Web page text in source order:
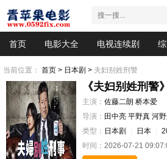
首页 电影大全 电视连续剧
当前位置： 首页 > 日本剧 > 夫妇别姓刑警
《夫妇别姓刑警
主演： 佐藤二朗 桥本爱
导演： 田中亮 平野真 河
类型： 日本剧 日本
时间： 2026-07-21